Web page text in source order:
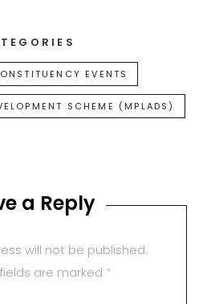
EVENTS
SCHEME (MPLADS)
a Reply
will not be published.
are marked *